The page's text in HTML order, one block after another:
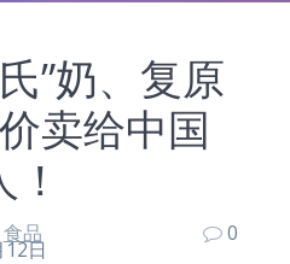
”奶、复原
卖给中国
！
食品
日
0